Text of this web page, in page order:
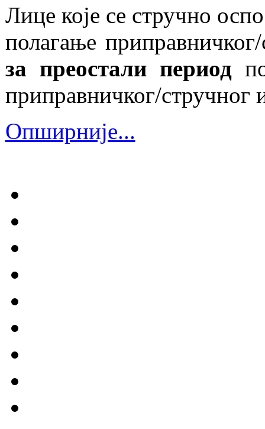
Лице које се стручно
полагање
за преостали период
приправничког/стручног
Опширније...